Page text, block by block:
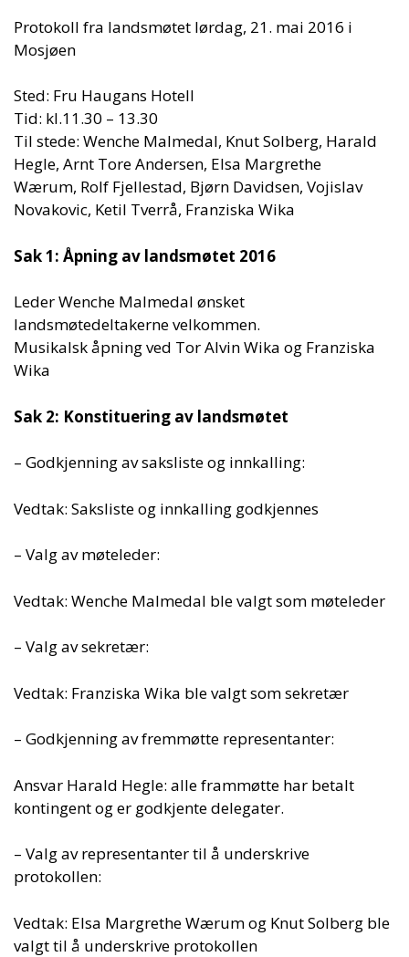
Protokoll fra landsmøtet lørdag, 21. mai 2016 i
Mosjøen
Sted: Fru Haugans Hotell
Tid: kl.11.30 – 13.30
Til stede: Wenche Malmedal, Knut Solberg, Harald
Hegle, Arnt Tore Andersen, Elsa Margrethe
Wærum, Rolf Fjellestad, Bjørn Davidsen, Vojislav
Novakovic, Ketil Tverrå, Franziska Wika
Sak 1: Åpning av landsmøtet 2016
Leder Wenche Malmedal ønsket
landsmøtedeltakerne velkommen.
Musikalsk åpning ved Tor Alvin Wika og Franziska
Wika
Sak 2: Konstituering av landsmøtet
– Godkjenning av saksliste og innkalling:
Vedtak: Saksliste og innkalling godkjennes
– Valg av møteleder:
Vedtak: Wenche Malmedal ble valgt som møteleder
– Valg av sekretær:
Vedtak: Franziska Wika ble valgt som sekretær
– Godkjenning av fremmøtte representanter:
Ansvar Harald Hegle: alle frammøtte har betalt
kontingent og er godkjente delegater.
– Valg av representanter til å underskrive
protokollen:
Vedtak: Elsa Margrethe Wærum og Knut Solberg ble
valgt til å underskrive protokollen